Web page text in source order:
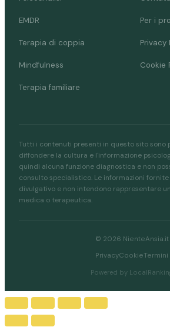
EMDR
Terapia di coppia
Mindfulness
Terapia familiare
Per i
Privacy
Cookie
Tutti i contenuti presenti in questo sito sono
diffondere la cultura e l'informazione
quindi alcuna funzione diagnostica e non
consulto specialistico. Le informazioni
divulgativo e non intendono rappresentare
medica o terapeutica.
© 2026 NienteAnsia.it
PrivacyCookieTermini
Powered by